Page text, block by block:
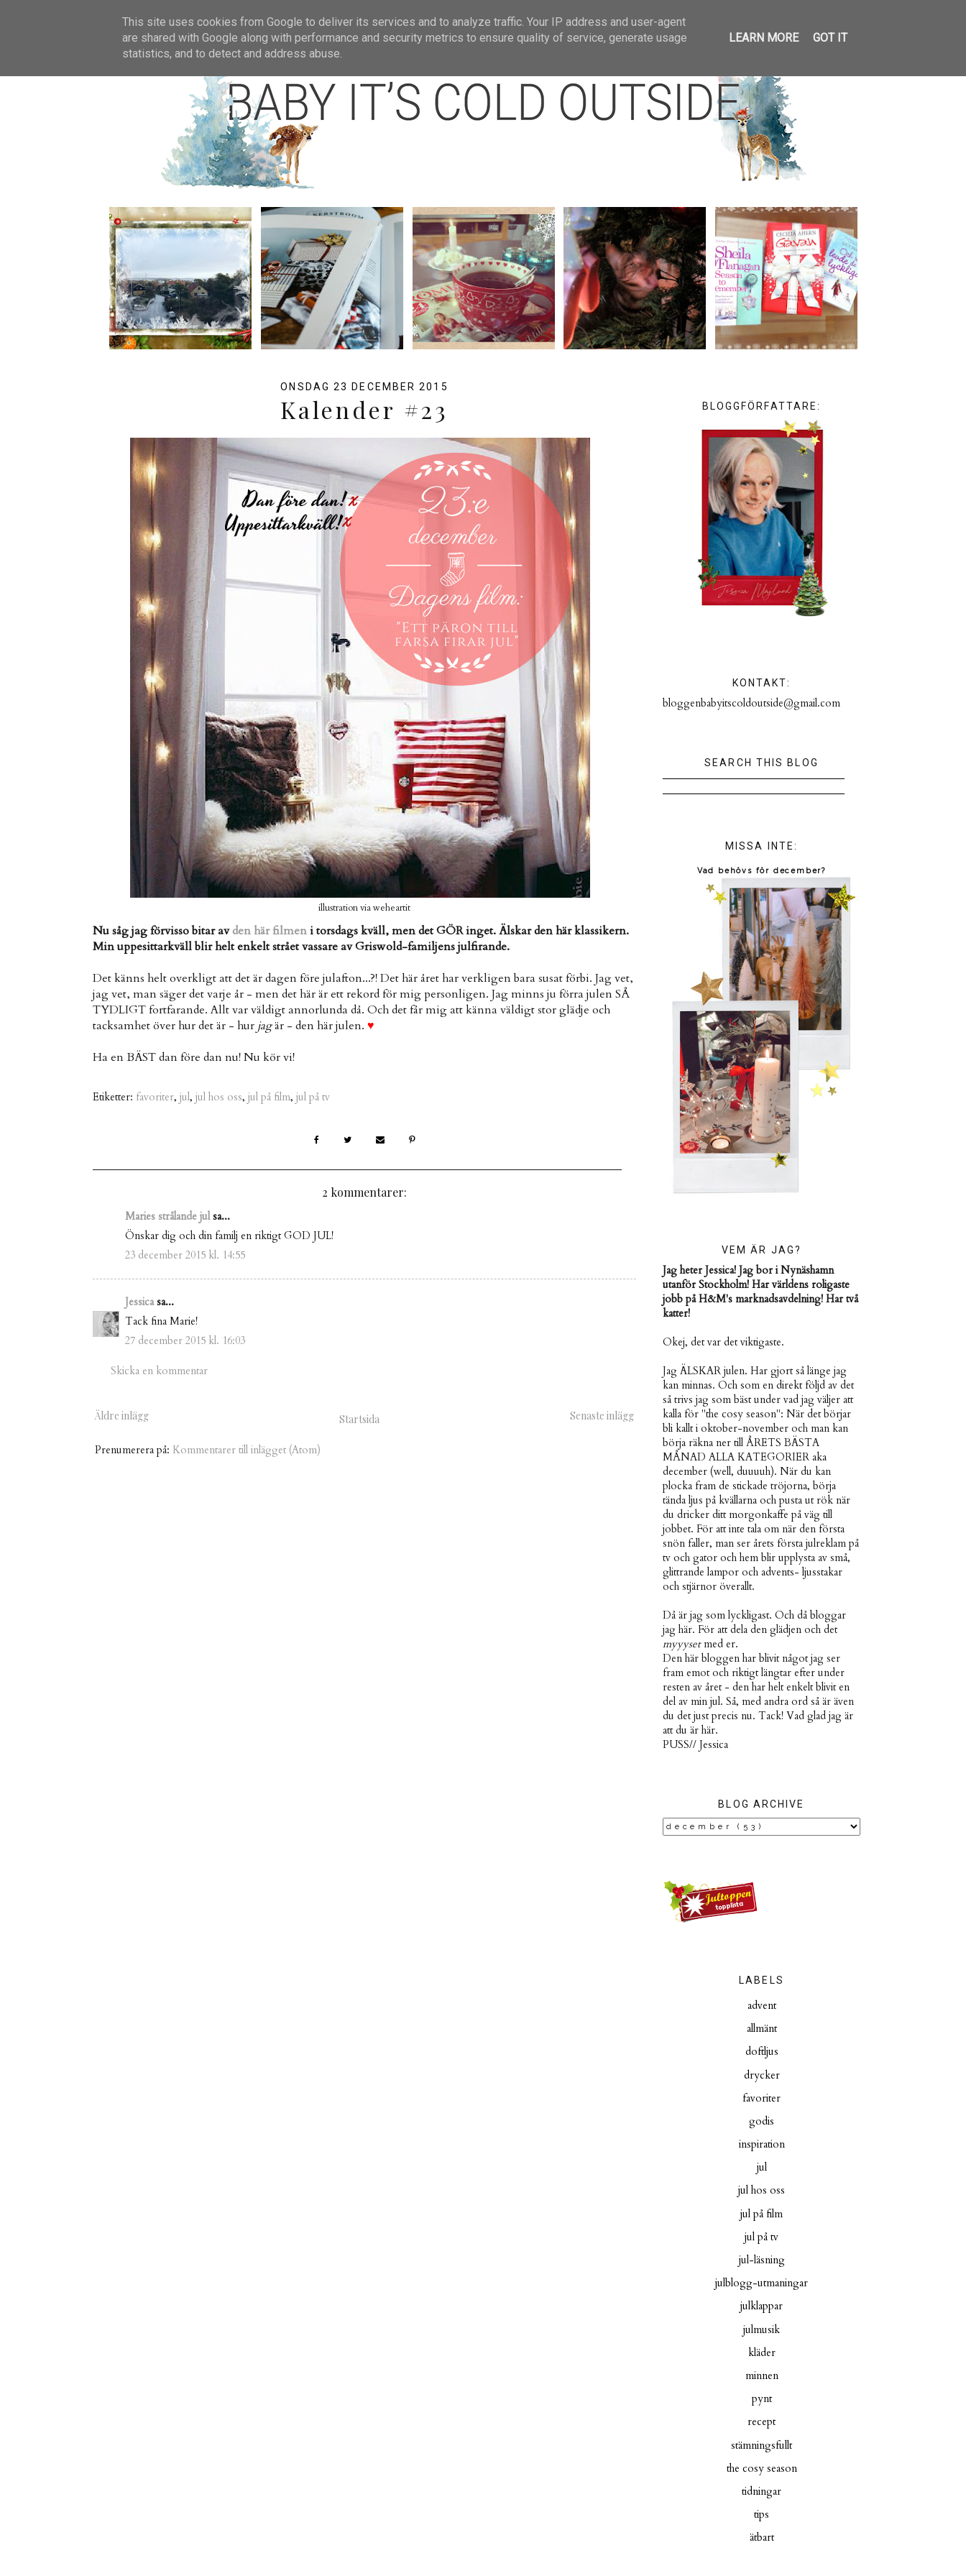
ONSDAG 23 DECEMBER 2015
Kalender #23
illustration via weheartit
Nu såg jag förvisso bitar avden här filmeni torsdags kväll, men det GÖR inget. Älskar den här klassikern.
Min uppesittarkväll blir helt enkelt strået vassare av Griswold-familjens julfirande.
Det känns helt overkligt att det är dagen före julafton...?! Det här året har verkligen bara susat förbi. Jag vet,
jag vet, man säger det varje år - men det här är ett rekord för mig personligen. Jag minns ju förra julen SÅ
TYDLIGT fortfarande. Allt var väldigt annorlunda då. Och det får mig att känna väldigt stor glädje och
tacksamhet över hur det är - hur jagär - den här julen. ♥
Ha en BÄST dan före dan nu! Nu kör vi!
Etiketter: favoriter, jul, jul hos oss, jul på film, jul på tv
2 kommentarer:
Maries strålande julsa...
Önskar dig och din familj en riktigt GOD JUL!
23 december 2015 kl. 14:55
Jessicasa...
Tack fina Marie!
27 december 2015 kl. 16:03
Skicka en kommentar
Senaste inlägg
Äldre inlägg Startsida
Prenumerera på: Kommentarer till inlägget (Atom)
BLOGGFÖRFATTARE:
KONTAKT:
bloggenbabyitscoldoutside@gmail.com
SEARCH THIS BLOG
MISSA INTE:
Vad behövs för december?
VEM ÄR JAG?
Jag heter Jessica! Jag bor i Nynäshamn
utanför Stockholm! Har världens roligaste
jobb på H&M's marknadsavdelning! Har två
katter!
Okej, det var det viktigaste.
Jag ÄLSKAR julen. Har gjort så länge jag
kan minnas. Och som en direkt följd av det
så trivs jag som bäst under vad jag väljer att
kalla för "the cosy season": När det börjar
bli kallt i oktober-november och man kan
börja räkna ner till ÅRETS BÄSTA
MÅNAD ALLA KATEGORIER aka
december (well, duuuuh). När du kan
plocka fram de stickade tröjorna, börja
tända ljus på kvällarna och pusta ut rök när
du dricker ditt morgonkaffe på väg till
jobbet. För att inte tala om när den första
snön faller, man ser årets första julreklam på
tv och gator och hem blir upplysta av små,
glittrande lampor och advents- ljusstakar
och stjärnor överallt.
Då är jag som lyckligast. Och då bloggar
jag här. För att dela den glädjen och det
myyyset med er.
Den här bloggen har blivit något jag ser
fram emot och riktigt längtar efter under
resten av året - den har helt enkelt blivit en
del av min jul. Så, med andra ord så är även
du det just precis nu. Tack! Vad glad jag är
att du är här.
PUSS// Jessica
BLOG ARCHIVE
LABELS
advent
allmänt
doftljus
drycker
favoriter
godis
inspiration
jul
jul hos oss
jul på film
jul på tv
jul-läsning
julblogg-utmaningar
julklappar
julmusik
kläder
minnen
pynt
recept
stämningsfullt
the cosy season
tidningar
tips
ätbart
This site uses cookies from Google to deliver its services and to analyze traffic. Your IP address and user-agent
are shared with Google along with performance and security metrics to ensure quality of service, generate usage
statistics, and to detect and address abuse.
LEARN MORE GOT IT